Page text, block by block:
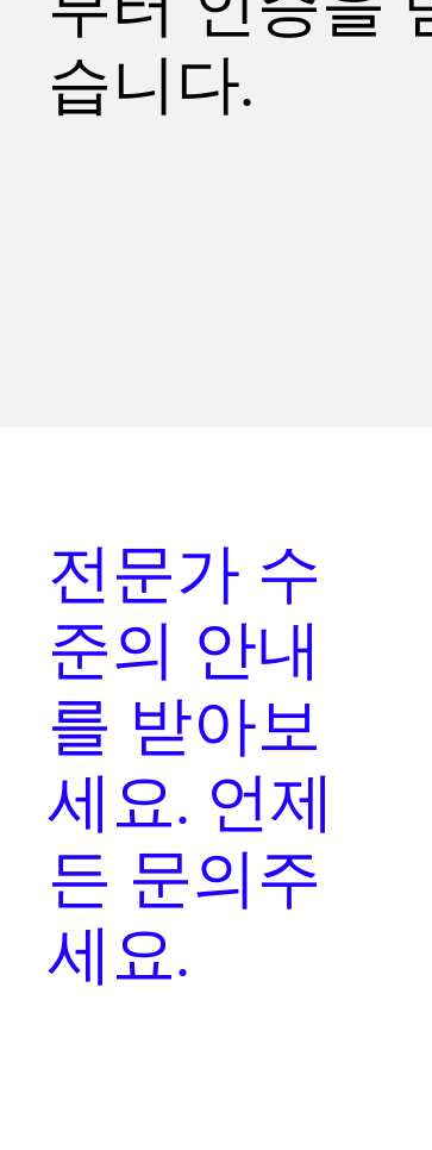
습니다.
전문가 수
준의 안내
를 받아보
세요. 언제
든 문의주
세요.